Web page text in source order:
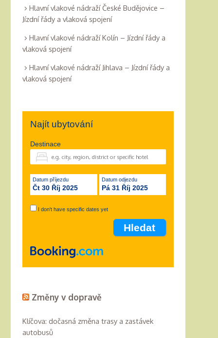
Hlavní vlakové nádraží České Budějovice –
Jízdní řády a vlaková spojení
Hlavní vlakové nádraží Kolín – Jízdní řády a
vlaková spojení
Hlavní vlakové nádraží Jihlava – Jízdní řády a
vlaková spojení
Najít ubytování
Destinace
Datum příjezdu
Čt 30 Říj 2025
Datum odjezdu
Pá 31 Říj 2025
I don't have specific dates yet
Změny v dopravě
Klíčova: dočasná změna trasy a zastávek
autobusů